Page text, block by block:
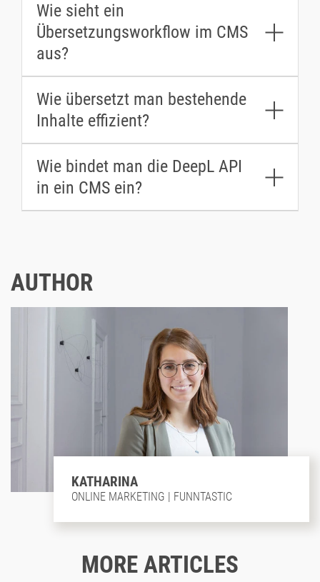
Wie sieht ein
Übersetzungsworkflow im CMS
aus?
Wie übersetzt man bestehende
Inhalte effizient?
Wie bindet man die DeepL API
in ein CMS ein?
AUTHOR
KATHARINA
ONLINE MARKETING | FUNNTASTIC
MORE ARTICLES